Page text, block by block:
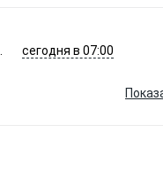
сегодня в 07:00